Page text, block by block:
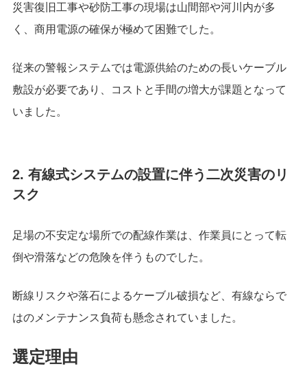
災害復旧工事や砂防工事の現場は山間部や河川内が多
く、商用電源の確保が極めて困難でした。
従来の警報システムでは電源供給のための長いケーブル
敷設が必要であり、コストと手間の増大が課題となって
いました。
2. 有線式システムの設置に伴う二次災害のリ
スク
足場の不安定な場所での配線作業は、作業員にとって転
倒や滑落などの危険を伴うものでした。
断線リスクや落石によるケーブル破損など、有線ならで
はのメンテナンス負荷も懸念されていました。
選定理由